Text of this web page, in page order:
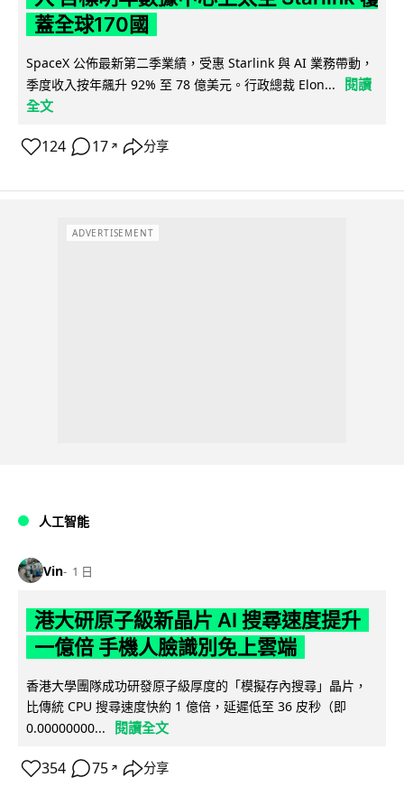
蓋全球170國
SpaceX 公佈最新第二季業績，受惠 Starlink 與 AI 業務帶動，
季度收入按年飆升 92% 至 78 億美元。行政總裁 Elon...
閱讀
全文
124 17 ↗ 分享
ADVERTISEMENT
人工智能
Vin 1 日
港大研原子級新晶片 AI 搜尋速度提升
一億倍 手機人臉識別免上雲端
香港大學團隊成功研發原子級厚度的「模擬存內搜尋」晶片，
比傳統 CPU 搜尋速度快約 1 億倍，延遲低至 36 皮秒（即
0.00000000...
閱讀全文
354 75 ↗ 分享